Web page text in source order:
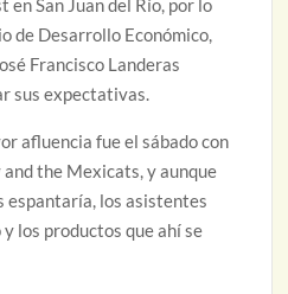
en San Juan del Río, por lo
de Desarrollo Económico,
Francisco Landeras
sus expectativas.
afluencia fue el sábado con
the Mexicats, y aunque
espantaría, los asistentes
los productos que ahí se